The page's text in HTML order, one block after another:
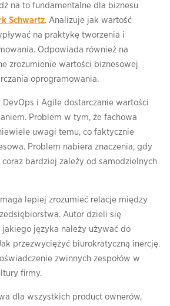
na to fundamentalne dla biznesu
Schwartz. Analizuje jak wartość
na praktykę tworzenia i
Odpowiada również na
zrozumienie wartości biznesowej
oprogramowania.
i Agile dostarczanie ​​wartości
Problem w tym, że fachowa
uwagi temu, co faktycznie
Problem nabiera znaczenia, gdy
bardziej zależy od samodzielnych
lepiej zrozumieć relacje między
Autor dzieli się
języka należy używać do
przezwyciężyć biurokratyczną inercję.
zwinnych zespołów w
firmy.
dla wszystkich product ownerów,